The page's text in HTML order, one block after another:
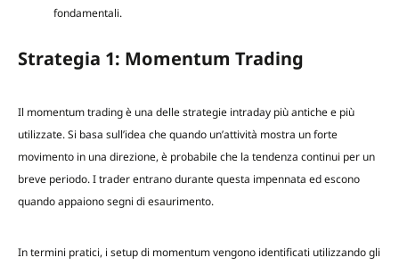
fondamentali.
Strategia 1: Momentum Trading
Il momentum trading è una delle strategie intraday più antiche e più
utilizzate. Si basa sull’idea che quando un’attività mostra un forte
movimento in una direzione, è probabile che la tendenza continui per un
breve periodo. I trader entrano durante questa impennata ed escono
quando appaiono segni di esaurimento.
In termini pratici, i setup di momentum vengono identificati utilizzando gli